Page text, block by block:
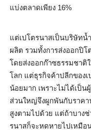
แบ่งตลาดเพียง 16%
แต่เปโตรนาสเป็นบริษัทน้
ผลิต รวมทั้งการส่งออกปิ
โดยส่งออกก๊าซธรรมชาติ
โลก แต่ธุรกิจค้าปลีกของ
น้อยมาก เพราะไม่ได้เป็น
ส่วนใหญ่จึงผูกพันกับราคา
สูงตามไปด้วย แต่ถ้าบาง
รนาสก็จะหดหายไปเหมือ